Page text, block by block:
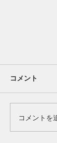
コメント
コメントを